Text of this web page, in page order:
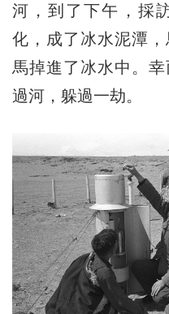
河，到了下午，採
化，成了冰水泥潭
馬掉進了冰水中。
過河，躲過一劫。